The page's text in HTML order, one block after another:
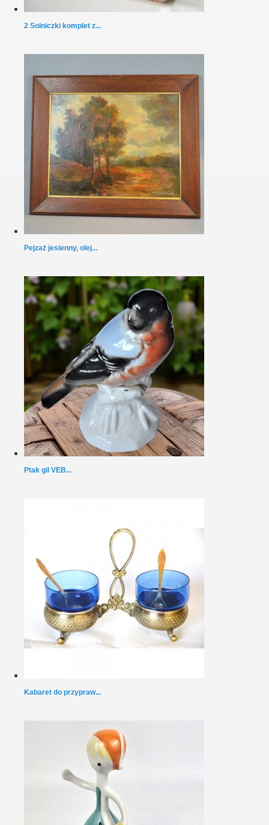
2 Solniczki komplet z...
Pejzaż jesienny, olej...
Ptak gil VEB...
Kabaret do przypraw...